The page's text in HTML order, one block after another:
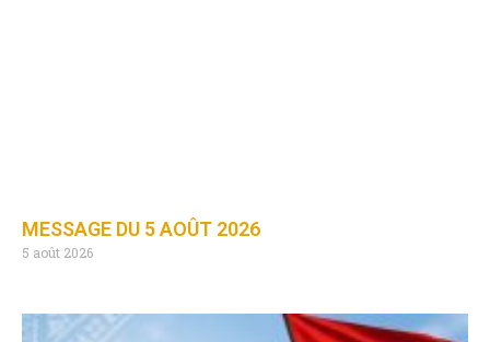
MESSAGE DU 5 AOÛT 2026
5 août 2026